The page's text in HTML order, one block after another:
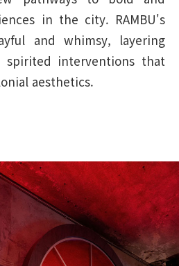
in the city. RAMBU's
and whimsy, layering
interventions that
aesthetics.